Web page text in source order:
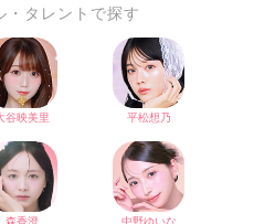
・タレントで探す